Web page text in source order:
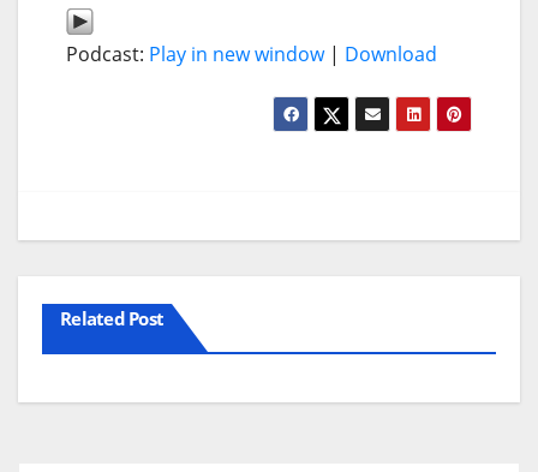
Podcast: Play in new window| Download
Related Post